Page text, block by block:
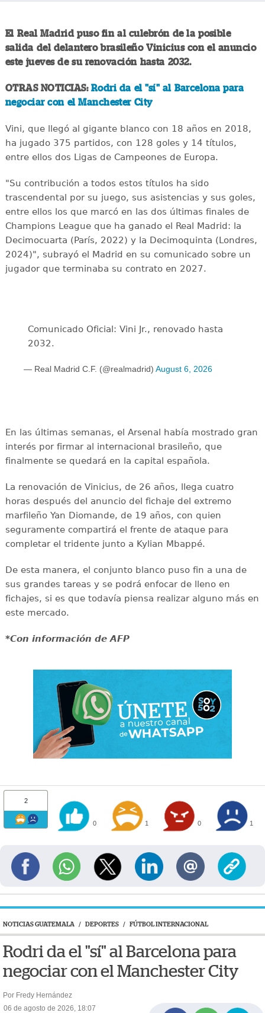
El Real Madrid puso fin al culebrón de la posible
salida del delantero brasileño Vinicius con el anuncio
este jueves de su renovación hasta 2032.
OTRAS NOTICIAS: Rodri da el "sí" al Barcelona para
negociar con el Manchester City
Vini, que llegó al gigante blanco con 18 años en 2018,
ha jugado 375 partidos, con 128 goles y 14 títulos,
entre ellos dos Ligas de Campeones de Europa.
"Su contribución a todos estos títulos ha sido
trascendental por su juego, sus asistencias y sus goles,
entre ellos los que marcó en las dos últimas finales de
Champions League que ha ganado el Real Madrid: la
Decimocuarta (París, 2022) y la Decimoquinta (Londres,
2024)", subrayó el Madrid en su comunicado sobre un
jugador que terminaba su contrato en 2027.
Comunicado Oficial: Vini Jr., renovado hasta
2032.
— Real Madrid C.F. (@realmadrid) August 6, 2026
En las últimas semanas, el Arsenal había mostrado gran
interés por firmar al internacional brasileño, que
finalmente se quedará en la capital española.
La renovación de Vinicius, de 26 años, llega cuatro
horas después del anuncio del fichaje del extremo
marfileño Yan Diomande, de 19 años, con quien
seguramente compartirá el frente de ataque para
completar el tridente junto a Kylian Mbappé.
De esta manera, el conjunto blanco puso fin a una de
sus grandes tareas y se podrá enfocar de lleno en
fichajes, si es que todavía piensa realizar alguno más en
este mercado.
*Con información de AFP
2
0 1 0 1
NOTICIAS GUATEMALA / DEPORTES / FÚTBOL INTERNACIONAL
Rodri da el "sí" al Barcelona para
negociar con el Manchester City
Por Fredy Hernández
06 de agosto de 2026, 18:07